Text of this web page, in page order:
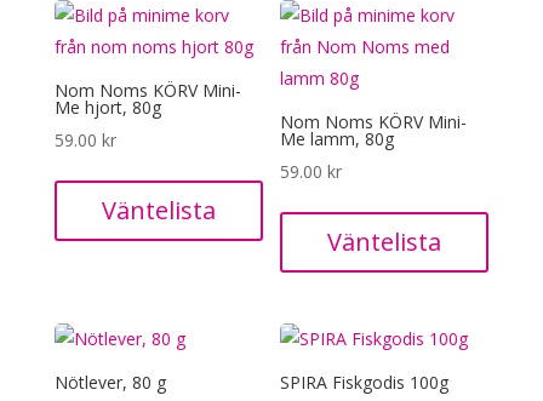
Nom Noms KÖRV Mini-
Me hjort, 80g
59.00 kr
Väntelista
Nom Noms KÖRV Mini-
Me lamm, 80g
59.00kr
Väntelista
Nötlever, 80 g
SPIRA Fiskgodis 100g